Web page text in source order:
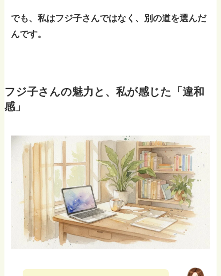
でも、私はフジ子さんではなく、別の道を選んだ
んです。
フジ子さんの魅力と、私が感じた「違和
感」